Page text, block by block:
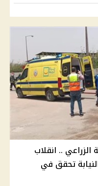
.. انقلاب
تحقق في